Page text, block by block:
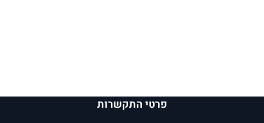
פרטי התקשרות